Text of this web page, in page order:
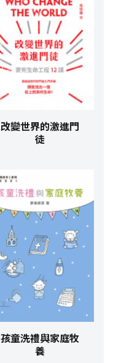
改變世界的激進門
徒
孩童洗禮與家庭牧
養